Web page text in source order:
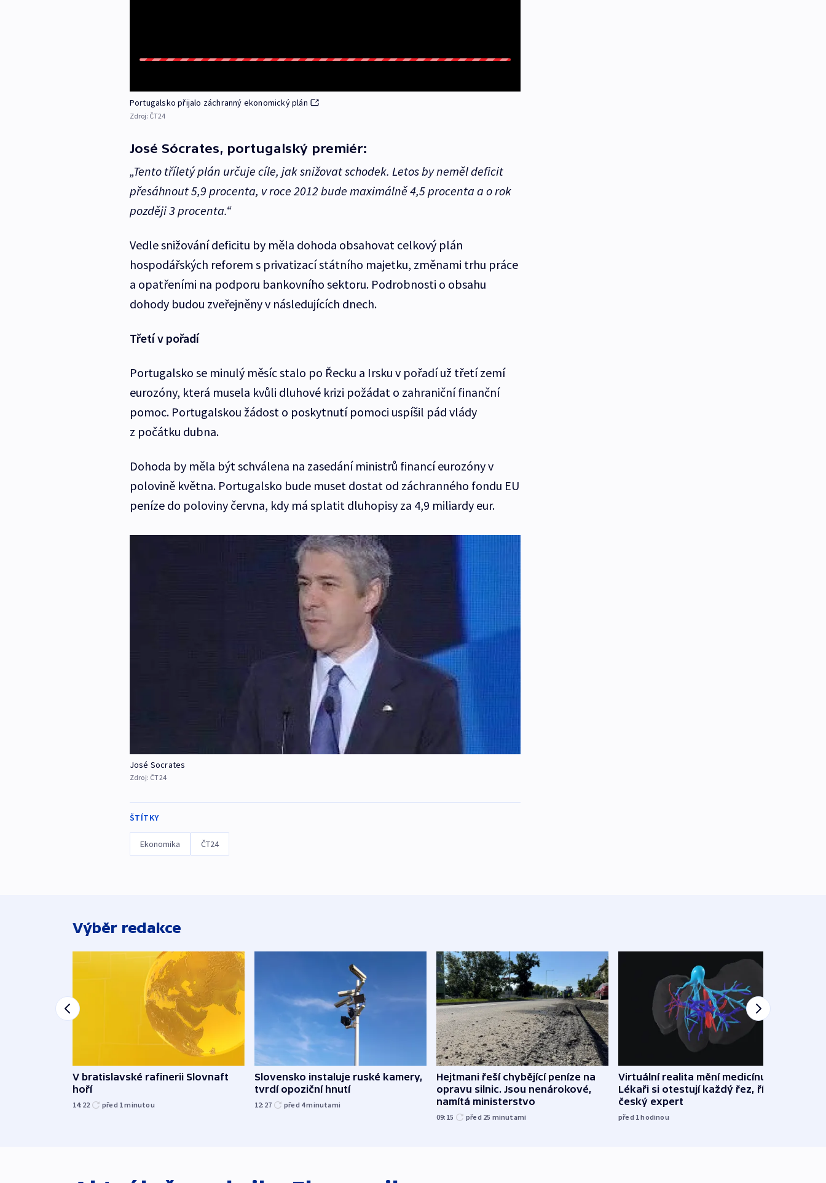
Portugalsko přijalo záchranný ekonomický plán
Zdroj: ČT24
José Sócrates, portugalský premiér:
„Tento tříletý plán určuje cíle, jak snižovat schodek. Letos by neměl deficit
přesáhnout 5,9 procenta, v roce 2012 bude maximálně 4,5 procenta a o rok
později 3 procenta.“
Vedle snižování deficitu by měla dohoda obsahovat celkový plán
hospodářských reforem s privatizací státního majetku, změnami trhu práce
a opatřeními na podporu bankovního sektoru. Podrobnosti o obsahu
dohody budou zveřejněny v následujících dnech.
Třetí v pořadí
Portugalsko se minulý měsíc stalo po Řecku a Irsku v pořadí už třetí zemí
eurozóny, která musela kvůli dluhové krizi požádat o zahraniční finanční
pomoc. Portugalskou žádost o poskytnutí pomoci uspíšil pád vlády
z počátku dubna.
Dohoda by měla být schválena na zasedání ministrů financí eurozóny v
polovině května. Portugalsko bude muset dostat od záchranného fondu EU
peníze do poloviny června, kdy má splatit dluhopisy za 4,9 miliardy eur.
José Socrates
Zdroj: ČT24
ŠTÍTKY
Ekonomika ČT24
Výběr redakce
V bratislavské rafinerii Slovnaft
hoří
14:22 před 1minutou
Slovensko instaluje ruské kamery,
tvrdí opoziční hnutí
12:27 před 4minutami
Hejtmani řeší chybějící peníze na
opravu silnic. Jsou nenárokové,
namítá ministerstvo
09:15 před 25 minutami
Virtuální realita mění medicínu.
Lékaři si otestují každý řez, říká
český expert
před 1hodinou